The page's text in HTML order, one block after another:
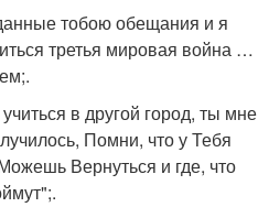
тобою обещания и я
третья мировая война …
в другой город, ты мне
Помни, что у Тебя
Вернуться и где, что